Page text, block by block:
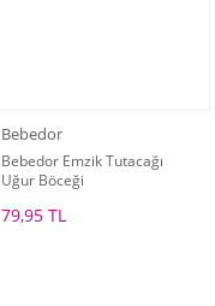
Bebedor
Bebedor Emzik Tutacağı
Uğur Böceği
79,95 TL